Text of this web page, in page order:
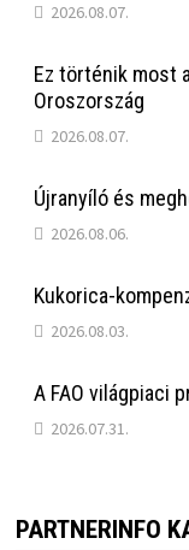
2026.08.07.
Ez történik most
Oroszország
2026.08.07.
Újranyíló és
2026.08.06.
Kukorica-
2026.08.03.
A FAO világpiaci
2026.07.31.
PARTNERINFO